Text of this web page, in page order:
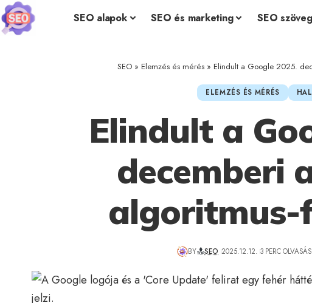
SEO alapok SEO és marketing SEO
SEO » Elemzés és mérés » Elindult a Google 2025.
ELEMZÉS ÉS MÉRÉS
Elindult a
decemberi
algoritmus-
BY SEO 2025.12.12. 3 PERC OLVASÁS